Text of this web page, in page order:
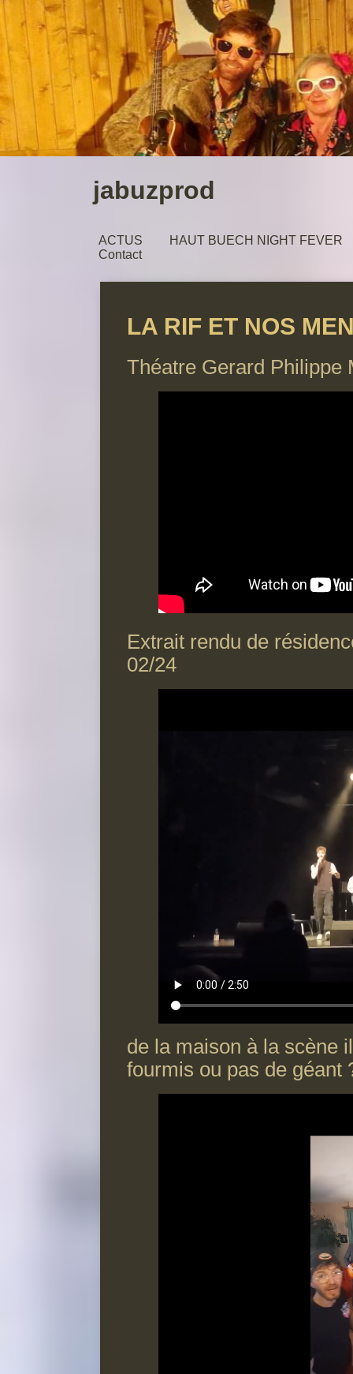
jabuzprod
ACTUS
HAUT BUECH NIGHT FEVER
Contact
LA RIF ET NOS
Théatre Gerard Philippe
Extrait rendu de
02/24
de la maison à la scène
fourmis ou pas de géant